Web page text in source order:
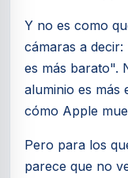
Y no es como
cámaras a
es más barato".
aluminio es más
cómo Apple
Pero para los
parece que no